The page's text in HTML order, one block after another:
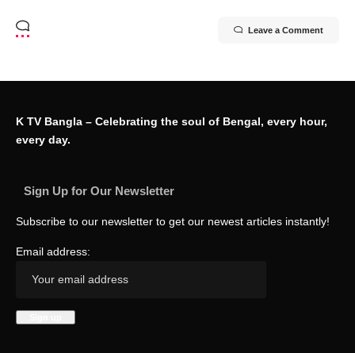
Leave a Comment
K TV Bangla – Celebrating the soul of Bengal, every hour,
every day.
Sign Up for Our Newsletter
Subscribe to our newsletter to get our newest articles instantly!
Email address: